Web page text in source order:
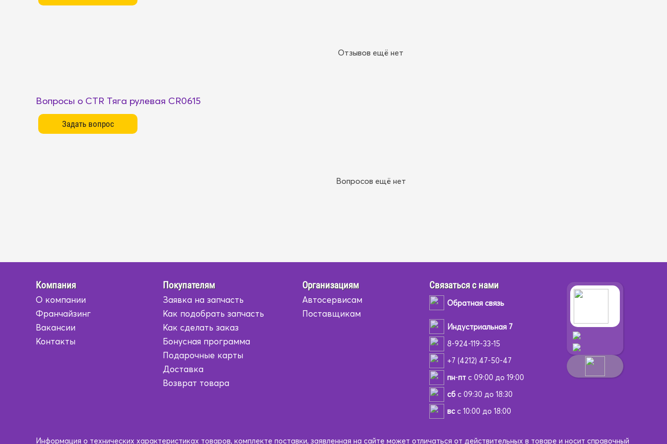
Отзывов ещё нет
Вопросы о CTR Тяга рулевая CR0615
Вопросов ещё нет
Компания
О компании
Франчайзинг
Вакансии
Контакты
Покупателям
Заявка на запчасть
Как подобрать запчасть
Как сделать заказ
Бонусная программа
Подарочные карты
Доставка
Возврат товара
Организациям
Автосервисам
Поставщикам
Связаться с нами
Обратная связь
Индустриальная 7
8-924-119-33-15
+7 (4212) 47-50-47
пн-птс 09:00 до 19:00
сбс 09:30 до 18:30
всс 10:00 до 18:00
Информация о технических характеристиках товаров, комплекте поставки, заявленная на сайте может отличаться от действительных в товаре и носит справочный